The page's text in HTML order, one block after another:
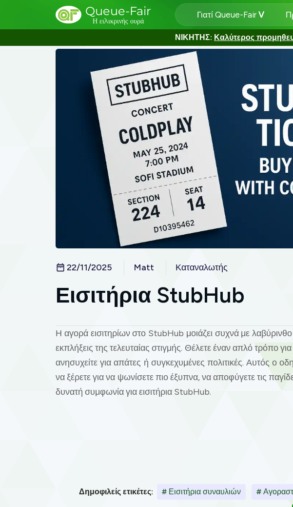
Queue-Fair
Η ειλικρινής ουρά
Γιατί Queue-Fair
ΝΙΚΗΤΗΣ: Καλύτερος
22/11/2025 Matt Καταναλωτής
Εισιτήρια StubHub
Η αγορά εισιτηρίων στο StubHub μοιάζει συχνά με
εκπλήξεις της τελευταίας στιγμής. Θέλετε έναν απλό τρόπο
ανησυχείτε για απάτες ή συγκεχυμένες πολιτικές. Αυτός ο
να ξέρετε για να ψωνίσετε πιο έξυπνα, να αποφύγετε τις
δυνατή συμφωνία για εισιτήρια StubHub.
Δημοφιλείς ετικέτες: # Εισιτήρια συναυλιών #